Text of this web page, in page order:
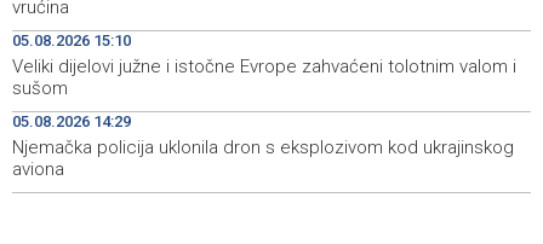
and Others in BiH institutions on August 7
19:12
'Šetnica kulture' nastavljena modnom revijom i
predstavljanjem kozmetike
19:05
Prosecutor's Office indicts former Court of BiH
employee for alleged embezzlement
vrućina
05.08.2026 15:10
Veliki dijelovi južne i istočne Evrope zahvaćeni tolotnim valom i
sušom
05.08.2026 14:29
Njemačka policija uklonila dron s eksplozivom kod ukrajinskog
aviona